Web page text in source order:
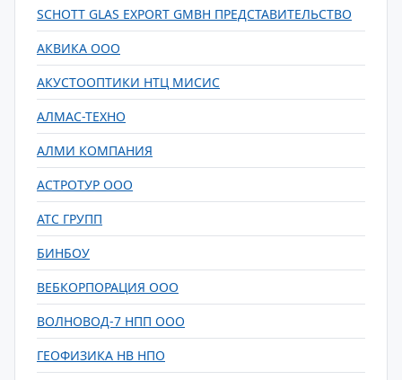
SCHOTT GLAS EXPORT GMBH ПРЕДСТАВИТЕЛЬСТВО
АКВИКА ООО
АКУСТООПТИКИ НТЦ МИСИС
АЛМАС-ТЕХНО
АЛМИ КОМПАНИЯ
АСТРОТУР ООО
АТС ГРУПП
БИНБОУ
ВЕБКОРПОРАЦИЯ ООО
ВОЛНОВОД-7 НПП ООО
ГЕОФИЗИКА НВ НПО